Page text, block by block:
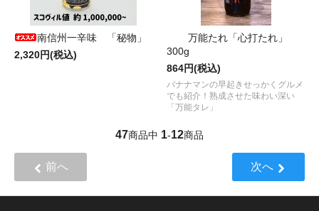
南信州一辛味 「秘物」
2,320円(税込)
万能たれ「心打たれ」
300g
864円(税込)
バナナマンの早起きせっかくグルメ
でも紹介！熟成させた味わい深い
「万能タレ」
47商品中 1-12商品
前へ 次へ